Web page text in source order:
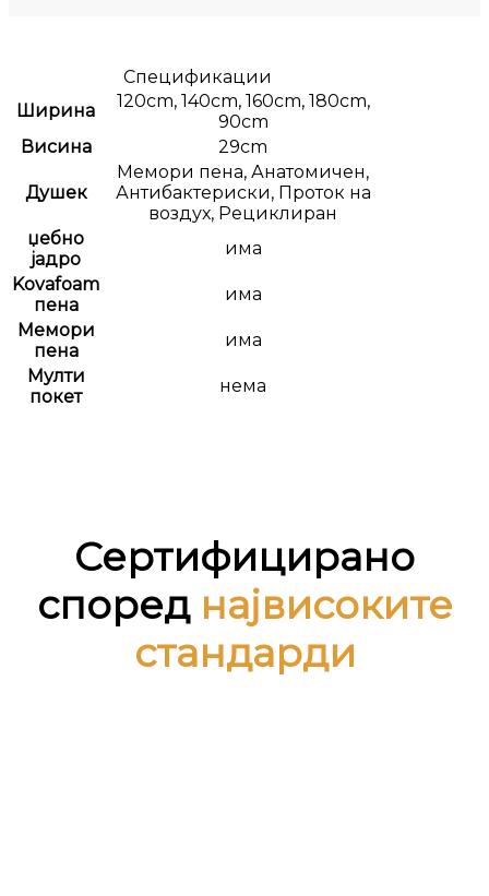
Спецификации
Ширина
120cm, 140cm, 160cm, 180cm,
90cm
Висина
29cm
Душек
Мемори пена, Анатомичен,
Антибактериски, Проток на
воздух, Рециклиран
џебно
јадро
има
Kovafoam
пена
има
Мемори
пена
има
Мулти
покет
нема
Сертифицирано
според највисоките
стандарди